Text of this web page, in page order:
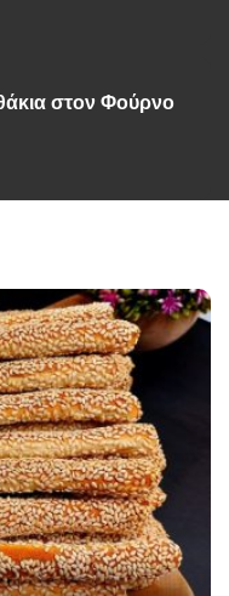
στον Φούρνο